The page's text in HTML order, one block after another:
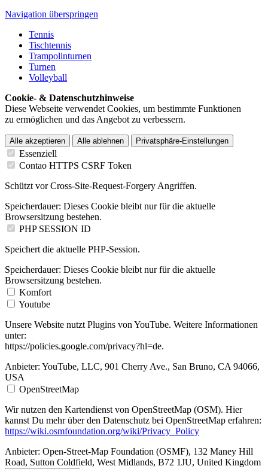
Navigation überspringen
Tennis
Tischtennis
Trampolinturnen
Turnen
Volleyball
Cookie- & Datenschutzhinweise
Diese Webseite verwendet Cookies, um bestimmte Funktionen
zu ermöglichen und das Angebot zu verbessern.
Alle akzeptieren Alle ablehnen Privatsphäre-Einstellungen
Essenziell
Contao HTTPS CSRF Token
Schützt vor Cross-Site-Request-Forgery Angriffen.
Speicherdauer: Dieses Cookie bleibt nur für die aktuelle
Browsersitzung bestehen.
PHP SESSION ID
Speichert die aktuelle PHP-Session.
Speicherdauer: Dieses Cookie bleibt nur für die aktuelle
Browsersitzung bestehen.
Komfort
Youtube
Unsere Website nutzt Plugins von YouTube. Weitere Informationen
unter:
https://policies.google.com/privacy?hl=de.
Anbieter: YouTube, LLC, 901 Cherry Ave., San Bruno, CA 94066,
USA
OpenStreetMap
Wir nutzen den Kartendienst von OpenStreetMap (OSM). Hier
kannst Du mehr über den Datenschutz bei OpenStreetMap erfahren:
https://wiki.osmfoundation.org/wiki/Privacy_Policy
Anbieter: Open-Street-Map Foundation (OSMF), 132 Maney Hill
Road, Sutton Coldfield, West Midlands, B72 1JU, United Kingdom